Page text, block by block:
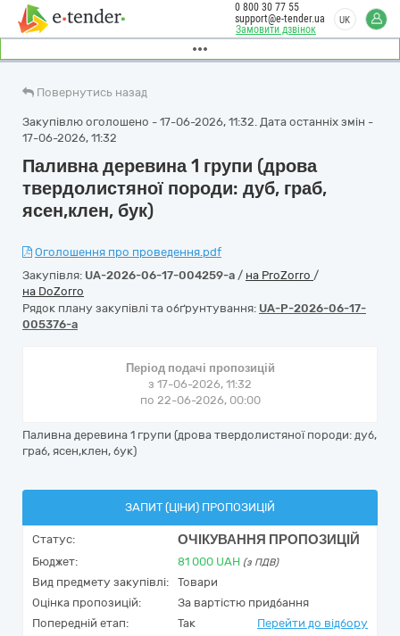
Замовити дзвінок
0 800 30 77 55
support@e-tender.ua
UK
Повернутись назад
Закупівлю оголошено - 17-06-2026, 11:32. Дата останніх змін -
17-06-2026, 11:32
Паливна деревина 1 групи (дрова
твердолистяної породи: дуб, граб,
ясен,клен, бук)
Оголошення про проведення.pdf
Закупівля: UA-2026-06-17-004259-a / на ProZorro /
на DoZorro
Рядок плану закупівлі та обґрунтування: UA-P-2026-06-17-
005376-a
Період подачі пропозицій
з 17-06-2026, 11:32
по 22-06-2026, 00:00
Паливна деревина 1 групи (дрова твердолистяної породи: дуб,
граб, ясен,клен, бук)
ЗАПИТ (ЦІНИ) ПРОПОЗИЦІЙ
Статус: ОЧІКУВАННЯ ПРОПОЗИЦІЙ
Бюджет: 81 000 UAH (з ПДВ)
Вид предмету закупівлі:
Товари
Оцінка пропозицій:
За вартістю придбання
Попередній етап:
Так Перейти до відбору